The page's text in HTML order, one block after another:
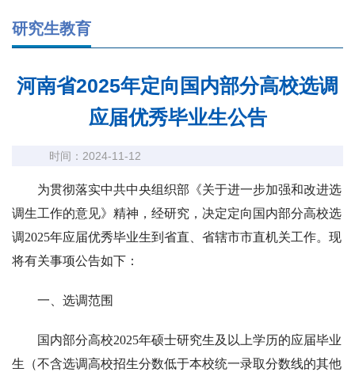
研究生教育
河南省2025年定向国内部分高校选调
应届优秀毕业生公告
时间：2024-11-12
为贯彻落实中共中央组织部《关于进一步加强和改进选
调生工作的意见》精神，经研究，决定定向国内部分高校选
调2025年应届优秀毕业生到省直、省辖市市直机关工作。现
将有关事项公告如下：
一、选调范围
国内部分高校2025年硕士研究生及以上学历的应届毕业
生（不含选调高校招生分数低于本校统一录取分数线的其他